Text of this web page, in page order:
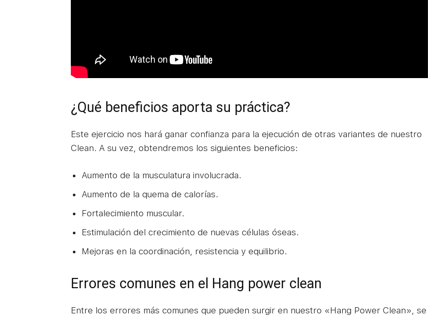
¿Qué beneficios aporta su práctica?
Este ejercicio nos hará ganar confianza para la ejecución de otras variantes de nuestro
Clean. A su vez, obtendremos los siguientes beneficios:
Aumento de la musculatura involucrada.
Aumento de la quema de calorías.
Fortalecimiento muscular.
Estimulación del crecimiento de nuevas células óseas.
Mejoras en la coordinación, resistencia y equilibrio.
Errores comunes en el Hang power clean
Entre los errores más comunes que pueden surgir en nuestro «Hang Power Clean», se